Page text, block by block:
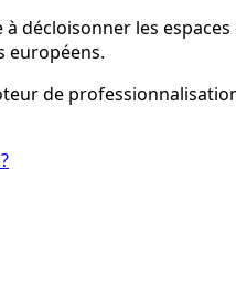
décloisonner les
européens.
de